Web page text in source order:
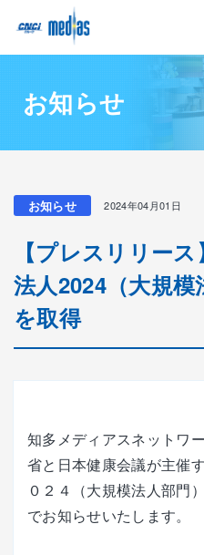
お知らせ
お知らせ 2024年04月01日
【プレスリリー
法人2024（大規
を取得
知多メディアスネットワ
省と日本健康会議が主催
０２４（大規模法人部門
でお知らせいたします。